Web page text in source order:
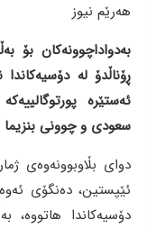
هەرێم نیوز
بەدواداچوونەکان بۆ
ڕۆناڵدۆ لە
ئەستێرە
سعودی و چوونی بنزیما
دوای بڵاوبوونەوەی
ئێپستین، دەنگۆی
دۆسیەکاندا هاتووە،